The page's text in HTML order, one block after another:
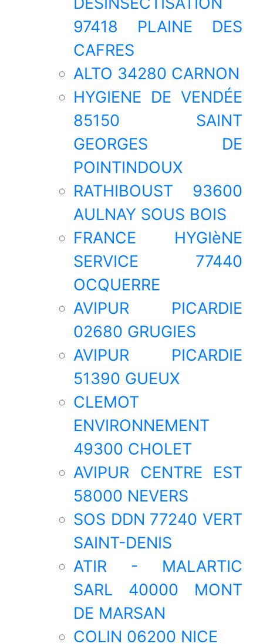
97418 PLAINE DES
CAFRES
ALTO 34280 CARNON
HYGIENE DE VENDÉE
85150 SAINT
GEORGES DE
POINTINDOUX
RATHIBOUST 93600
AULNAY SOUS BOIS
FRANCE HYGIèNE
SERVICE 77440
OCQUERRE
AVIPUR PICARDIE
02680 GRUGIES
AVIPUR PICARDIE
51390 GUEUX
CLEMOT
ENVIRONNEMENT
49300 CHOLET
AVIPUR CENTRE EST
58000 NEVERS
SOS DDN 77240 VERT
SAINT-DENIS
ATIR - MALARTIC
SARL 40000 MONT
DE MARSAN
COLIN 06200 NICE